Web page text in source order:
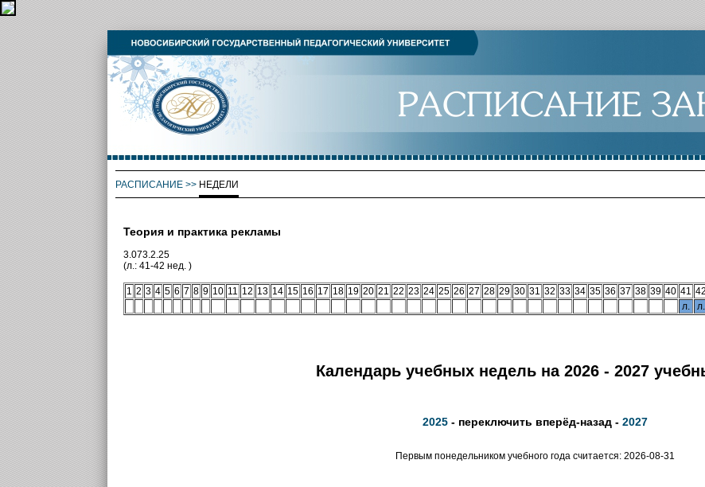
РАСПИСАНИЕ>> НЕДЕЛИ
Теория и практика рекламы
3.073.2.25
(л.: 41-42 нед. )
1 2 3 4 5 6 7 8 9 10 11 12 13 14 15 16 17 18 19 20 21 22 23 24 25 26 27 28 29 30 31 32 33 34 35 36 37 38 39 40 41 42
л.
л.
Календарь учебных недель на 2026 - 2027
2025- переключить вперёд-назад - 2027
Первым понедельником учебного года считается: 2026-08-31